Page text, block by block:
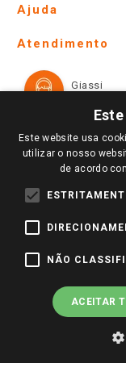
Lojas Físicas e
Ofertas
Televendas
Notícias
Perguntas
Identidade Visual
Ajuda
Formas de
Trocas e
Atendimento
Giassi
Redes Sociais
Pagamento e
Este website usa
utilizar o nosso
de acordo
NÃO
ACEITAR